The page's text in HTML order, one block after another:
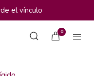
el vínculo
0